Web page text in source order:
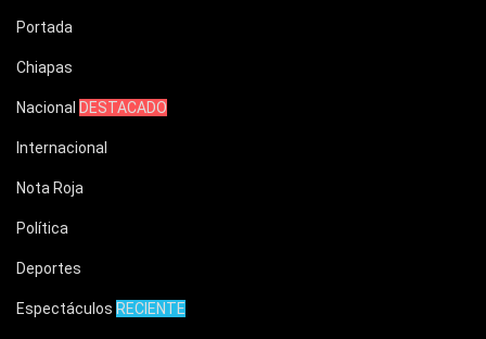
Portada
Chiapas
Nacional DESTACADO
Internacional
Nota Roja
Política
Deportes
Espectáculos RECIENTE